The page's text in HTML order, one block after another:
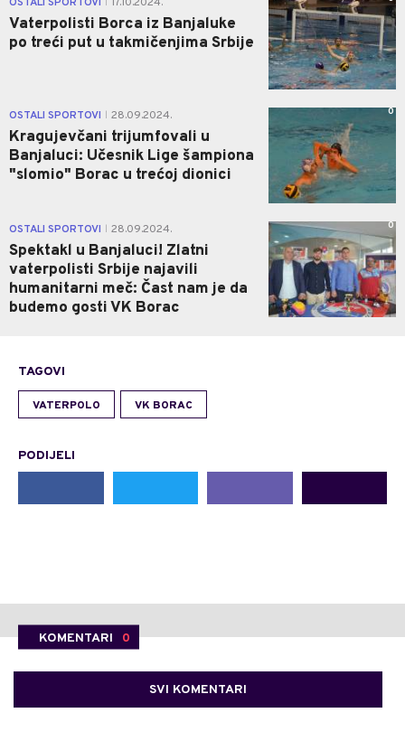
Vaterpolisti Borca iz Banjaluke
po treći put u takmičenjima Srbije
OSTALI SPORTOVI 28.09.2024.
Kragujevčani trijumfovali u
Banjaluci: Učesnik Lige šampiona
"slomio" Borac u trećoj dionici
0
OSTALI SPORTOVI 28.09.2024.
Spektakl u Banjaluci! Zlatni
vaterpolisti Srbije najavili
humanitarni meč: Čast nam je da
budemo gosti VK Borac
0
TAGOVI
VATERPOLO VK BORAC
PODIJELI
KOMENTARI 0
SVI KOMENTARI